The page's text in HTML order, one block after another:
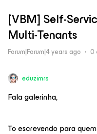
[VBM] Self-
Multi-Tenants
Forum|Forum|4 years ago 0
eduzimrs
Fala galerinha,
To escrevendo para